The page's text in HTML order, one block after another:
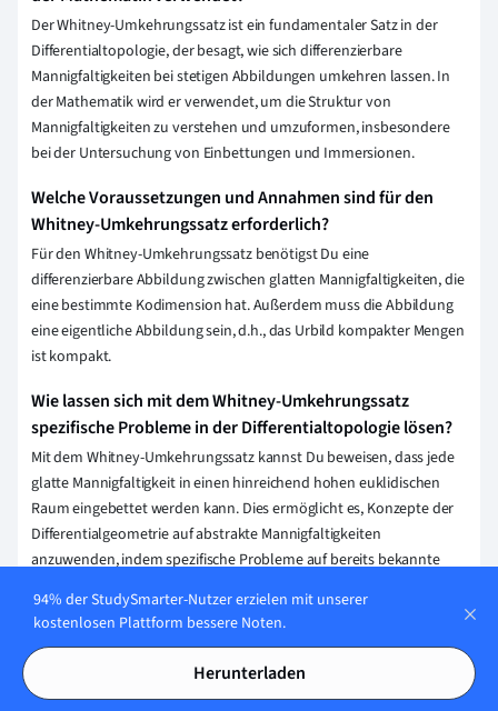
Der Whitney-Umkehrungssatz ist ein fundamentaler Satz in der
Differentialtopologie, der besagt, wie sich differenzierbare
Mannigfaltigkeiten bei stetigen Abbildungen umkehren lassen. In
der Mathematik wird er verwendet, um die Struktur von
Mannigfaltigkeiten zu verstehen und umzuformen, insbesondere
bei der Untersuchung von Einbettungen und Immersionen.
Welche Voraussetzungen und Annahmen sind für den
Whitney-Umkehrungssatz erforderlich?
Für den Whitney-Umkehrungssatz benötigst Du eine
differenzierbare Abbildung zwischen glatten Mannigfaltigkeiten, die
eine bestimmte Kodimension hat. Außerdem muss die Abbildung
eine eigentliche Abbildung sein, d.h., das Urbild kompakter Mengen
ist kompakt.
Wie lassen sich mit dem Whitney-Umkehrungssatz
spezifische Probleme in der Differentialtopologie lösen?
Mit dem Whitney-Umkehrungssatz kannst Du beweisen, dass jede
glatte Mannigfaltigkeit in einen hinreichend hohen euklidischen
Raum eingebettet werden kann. Dies ermöglicht es, Konzepte der
Differentialgeometrie auf abstrakte Mannigfaltigkeiten
anzuwenden, indem spezifische Probleme auf bereits bekannte
Wie beeinflusst der Whitney-Umkehrungssatz die Theorie
der differenzierbaren Mannigfaltigkeiten?
Der Whitney-Umkehrungssatz ermöglicht es, differenzierbare
94% der StudySmarter-Nutzer erzielen mit unserer
kostenlosen Plattform bessere Noten.
Herunterladen